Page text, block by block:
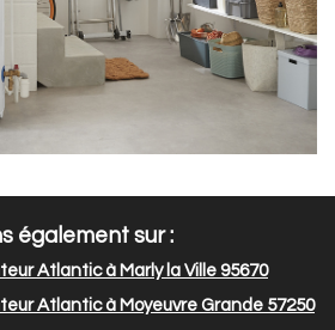
également sur :
Atlantic à Marly la Ville 95670
Atlantic à Moyeuvre Grande 57250